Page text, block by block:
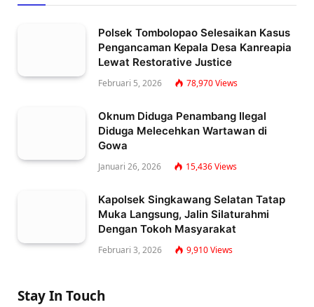
Polsek Tombolopao Selesaikan Kasus
Pengancaman Kepala Desa Kanreapia
Lewat Restorative Justice
Februari 5, 2026 78,970Views
Oknum Diduga Penambang Ilegal
Diduga Melecehkan Wartawan di
Gowa
Januari 26, 2026 15,436Views
Kapolsek Singkawang Selatan Tatap
Muka Langsung, Jalin Silaturahmi
Dengan Tokoh Masyarakat
Februari 3, 2026 9,910Views
Stay In Touch